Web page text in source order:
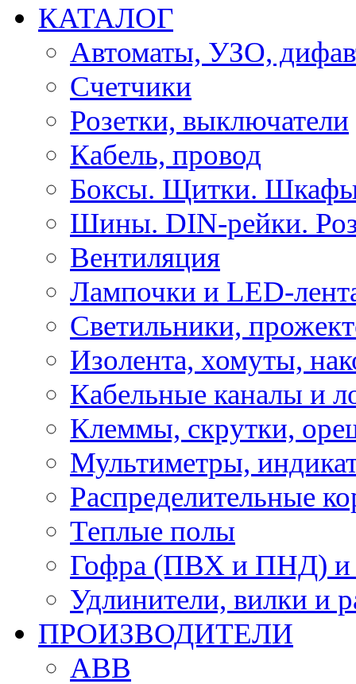
КАТАЛОГ
Автоматы, УЗО,
Счетчики
Розетки, выключатели
Кабель, провод
Боксы. Щитки.
Шины. DIN-рейки.
Вентиляция
Лампочки и LED-
Светильники,
Изолента, хомуты,
Кабельные каналы и
Клеммы, скрутки,
Мультиметры,
Распределительные
Теплые полы
Гофра (ПВХ и ПНД) и
Удлинители, вилки и
ПРОИЗВОДИТЕЛИ
ABB